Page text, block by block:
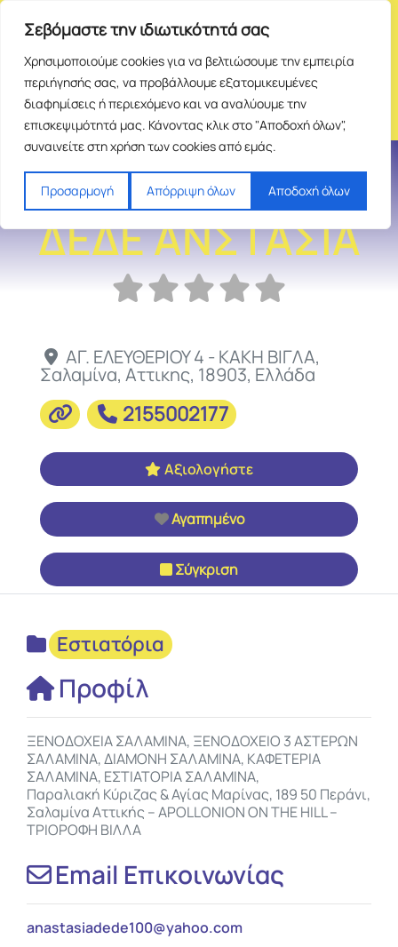
Σεβόμαστε την ιδιωτικότητά σας
Χρησιμοποιούμε cookies για να βελτιώσουμε την εμπειρία
περιήγησής σας, να προβάλλουμε εξατομικευμένες
διαφημίσεις ή περιεχόμενο και να αναλύουμε την
επισκεψιμότητά μας. Κάνοντας κλικ στο "Αποδοχή όλων",
συναινείτε στη χρήση των cookies από εμάς.
Προσαρμογή Απόρριψη όλων Αποδοχή όλων
ΑΠΟΛΛΩΝΙΟΝ -
ΔΕΔΕ ΑΝΣΤΑΣΙΑ
ΑΓ. ΕΛΕΥΘΕΡΙΟΥ 4 - ΚΑΚΗ ΒΙΓΛΑ,
Σαλαμίνα, Αττικης, 18903, Ελλάδα
2155002177
Αξιολογήστε
Αγαπημένο
Σύγκριση
Εστιατόρια
Προφίλ
ΞΕΝΟΔΟΧΕΙΑ ΣΑΛΑΜΙΝΑ, ΞΕΝΟΔΟΧΕΙΟ 3 ΑΣΤΕΡΩΝ
ΣΑΛΑΜΙΝΑ, ΔΙΑΜΟΝΗ ΣΑΛΑΜΙΝΑ, ΚΑΦΕΤΕΡΙΑ
ΣΑΛΑΜΙΝΑ, ΕΣΤΙΑΤΟΡΙΑ ΣΑΛΑΜΙΝΑ,
Παραλιακή Κύριζας & Αγίας Μαρίνας, 189 50 Περάνι,
Σαλαμίνα Αττικής – APOLLONION ON THE HILL –
ΤΡΙΟΡΟΦΗ ΒΙΛΛΑ
Email Επικοινωνίας
anastasiadede100@yahoo.com